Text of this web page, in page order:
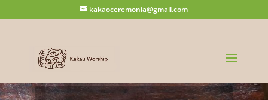
kakaoceremonia@gmail.com